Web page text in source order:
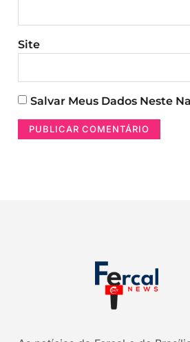
Site
Salvar Meus Dados Neste